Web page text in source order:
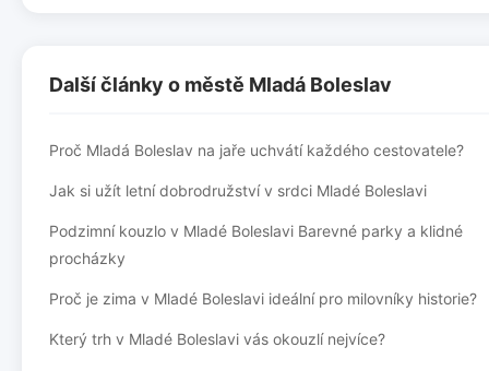
Další články o městě Mladá Boleslav
Proč Mladá Boleslav na jaře uchvátí každého cestovatele?
Jak si užít letní dobrodružství v srdci Mladé Boleslavi
Podzimní kouzlo v Mladé Boleslavi Barevné parky a klidné
procházky
Proč je zima v Mladé Boleslavi ideální pro milovníky historie?
Který trh v Mladé Boleslavi vás okouzlí nejvíce?